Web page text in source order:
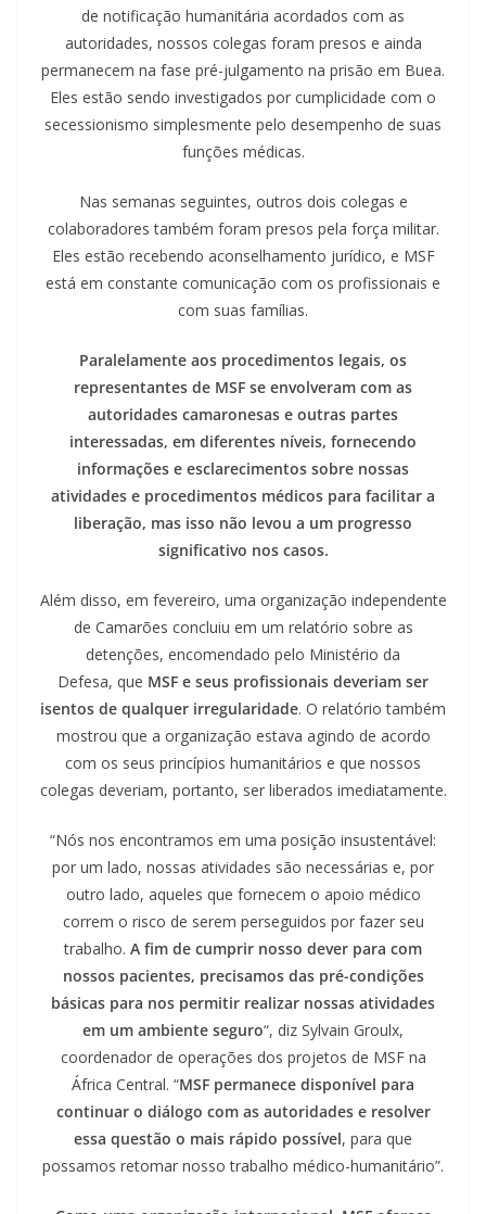
de notificação humanitária acordados com as
autoridades, nossos colegas foram presos e ainda
permanecem na fase pré-julgamento na prisão em Buea.
Eles estão sendo investigados por cumplicidade com o
secessionismo simplesmente pelo desempenho de suas
funções médicas.
Nas semanas seguintes, outros dois colegas e
colaboradores também foram presos pela força militar.
Eles estão recebendo aconselhamento jurídico, e MSF
está em constante comunicação com os profissionais e
com suas famílias.
Paralelamente aos procedimentos legais, os
representantes de MSF se envolveram com as
autoridades camaronesas e outras partes
interessadas, em diferentes níveis, fornecendo
informações e esclarecimentos sobre nossas
atividades e procedimentos médicos para facilitar a
liberação, mas isso não levou a um progresso
significativo nos casos.
Além disso, em fevereiro, uma organização independente
de Camarões concluiu em um relatório sobre as
detenções, encomendado pelo Ministério da
Defesa, que MSF e seus profissionais deveriam ser
isentos de qualquer irregularidade. O relatório também
mostrou que a organização estava agindo de acordo
com os seus princípios humanitários e que nossos
colegas deveriam, portanto, ser liberados imediatamente.
“Nós nos encontramos em uma posição insustentável:
por um lado, nossas atividades são necessárias e, por
outro lado, aqueles que fornecem o apoio médico
correm o risco de serem perseguidos por fazer seu
trabalho. A fim de cumprir nosso dever para com
nossos pacientes, precisamos das pré-condições
básicas para nos permitir realizar nossas atividades
em um ambiente seguro“, diz Sylvain Groulx,
coordenador de operações dos projetos de MSF na
África Central. “MSF permanece disponível para
continuar o diálogo com as autoridades e resolver
essa questão o mais rápido possível, para que
possamos retomar nosso trabalho médico-humanitário”.